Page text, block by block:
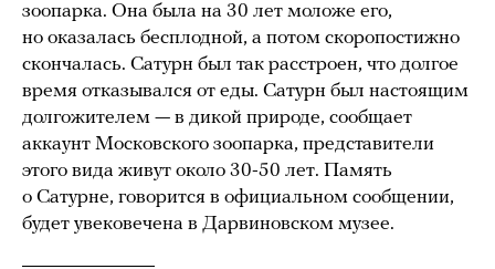
зоопарка. Она была на 30 лет моложе его,
но оказалась бесплодной, а потом скоропостижно
скончалась. Сатурн был так расстроен, что долгое
время отказывался от еды. Сатурн был настоящим
долгожителем — в дикой природе, сообщает
аккаунт Московского зоопарка, представители
этого вида живут около 30-50 лет. Память
о Сатурне, говорится в официальном сообщении,
будет увековечена в Дарвиновском музее.